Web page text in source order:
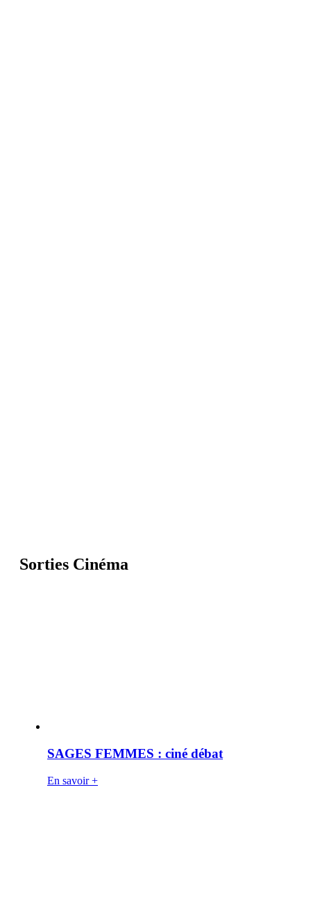
Sorties Cinéma
SAGES FEMMES : ciné débat
En savoir +